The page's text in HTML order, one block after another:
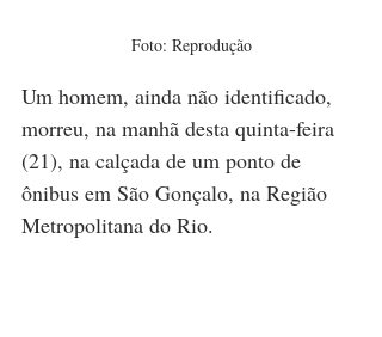
Foto: Reprodução
Um homem, ainda não identificado,
morreu, na manhã desta quinta-feira
(21), na calçada de um ponto de
ônibus em São Gonçalo, na Região
Metropolitana do Rio.